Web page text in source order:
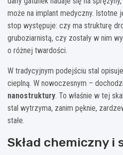
może na implant medyczny.
stop występuje: czy ma strukturę
gruboziarnistą, czy zostały w nim
o różnej twardości.
W tradycyjnym podejściu stal
cieplną. W nowoczesnym –
nanostruktury. To właśnie w tej
stal wytrzyma, zanim pęknie,
stałe.
Skład chemiczny